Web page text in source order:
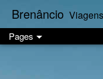
Brenâncio Viagens,
Pages